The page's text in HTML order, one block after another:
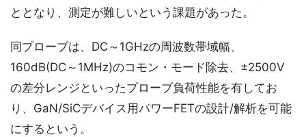
ととなり、測定が難しいという課題があった。
同プローブは、DC～1GHzの周波数帯域幅、
160dB(DC～1MHz)のコモン・モード除去、±2500V
の差分レンジといったプローブ負荷性能を有してお
り、GaN/SiCデバイス用パワーFETの設計/解析を可能
にするという。